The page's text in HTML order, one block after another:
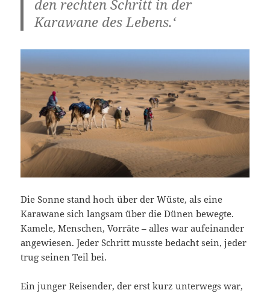
den rechten Schritt in der
Karawane des Lebens.‘
Die Sonne stand hoch über der Wüste, als eine
Karawane sich langsam über die Dünen bewegte.
Kamele, Menschen, Vorräte – alles war aufeinander
angewiesen. Jeder Schritt musste bedacht sein, jeder
trug seinen Teil bei.
Ein junger Reisender, der erst kurz unterwegs war,